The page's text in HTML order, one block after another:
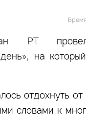
РТ
на
отдохнуть
словами к